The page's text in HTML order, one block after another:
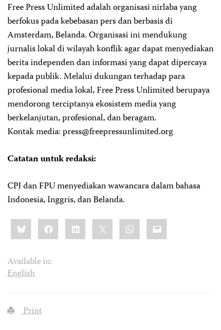
Free Press Unlimited adalah organisasi nirlaba yang
berfokus pada kebebasan pers dan berbasis di
Amsterdam, Belanda. Organisasi ini mendukung
jurnalis lokal di wilayah konflik agar dapat menyediakan
berita independen dan informasi yang dapat dipercaya
kepada publik. Melalui dukungan terhadap para
profesional media lokal, Free Press Unlimited berupaya
mendorong terciptanya ekosistem media yang
berkelanjutan, profesional, dan beragam.
Kontak media:press@freepressunlimited.org
Catatan untuk redaksi:
CPJ dan FPU menyediakan wawancara dalam bahasa
Indonesia, Inggris, dan Belanda.
Share
this:BlueskyFacebookLinkedIn WhatsApp
Email
Available in:
English
Print